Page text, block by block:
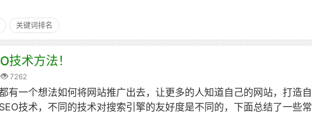
关键词排名
技术方法！
7262
有一个想法如何将网站推广出去，让更多的人知道自己的网站，打造自
技术，不同的技术对搜索引擎的友好度是不同的，下面总结了一些常